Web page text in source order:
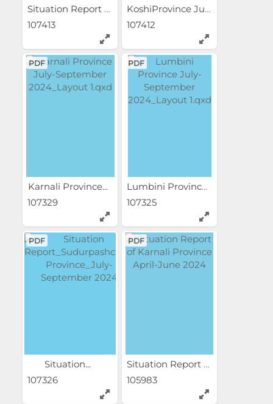
Situation Report Madesh...
107413
KoshiProvince July to...
107412
PDF
Karnali Province...
107329
PDF
Lumbini Province...
107325
PDF
Situation...
107326
PDF
Situation Report of...
105983